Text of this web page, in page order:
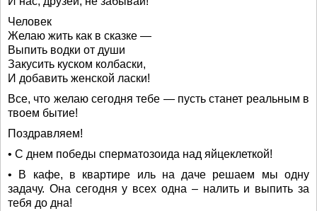
Человек
Желаю жить как в сказке —
Выпить водки от души
Закусить куском колбаски,
И добавить женской ласки!
Все, что желаю сегодня тебе — пусть станет реальным в
твоем бытие!
Поздравляем!
• С днем победы сперматозоида над яйцеклеткой!
• В кафе, в квартире иль на даче решаем мы одну
задачу. Она сегодня у всех одна – налить и выпить за
тебя до дна!